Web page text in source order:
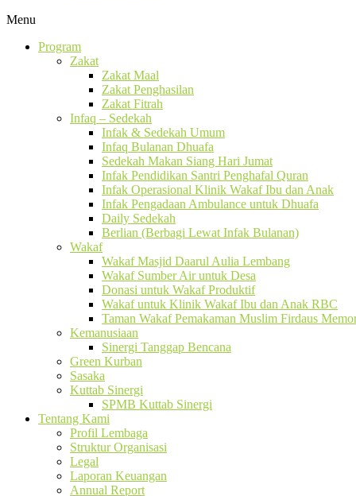
Menu
Program
Zakat
Zakat Maal
Zakat Penghasilan
Zakat Fitrah
Infaq – Sedekah
Infak & Sedekah Umum
Infaq Bulanan Dhuafa
Sedekah Makan Siang Hari Jumat
Infak Pendidikan Santri Penghafal Quran
Infak Operasional Klinik Wakaf Ibu dan Anak
Infak Pengadaan Ambulance untuk Dhuafa
Daily Sedekah
Berlian (Berbagi Lewat Infak Bulanan)
Wakaf
Wakaf Masjid Daarul Aulia Lembang
Wakaf Sumber Air untuk Desa
Donasi untuk Wakaf Produktif
Wakaf untuk Klinik Wakaf Ibu dan Anak RBC
Taman Wakaf Pemakaman Muslim Firdaus
Kemanusiaan
Sinergi Tanggap Bencana
Green Kurban
Sasaka
Kuttab Sinergi
SPMB Kuttab Sinergi
Tentang Kami
Profil Lembaga
Struktur Organisasi
Legal
Laporan Keuangan
Annual Report